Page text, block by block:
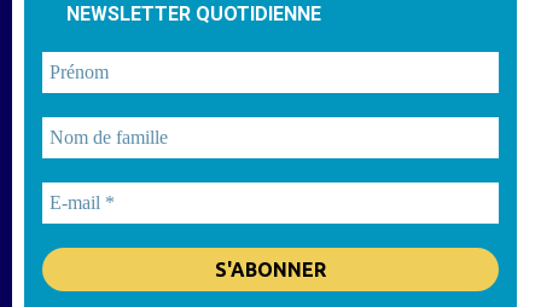
NEWSLETTER QUOTIDIENNE